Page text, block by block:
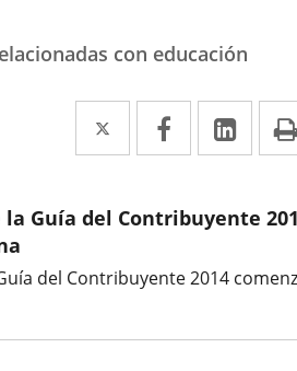
con educación
Twitter
Enlace
a
aplicación
externa.
Facebook
Enlace
a
aplicación
externa.
a
la Guía del Contribuyente
del Contribuyente 2014